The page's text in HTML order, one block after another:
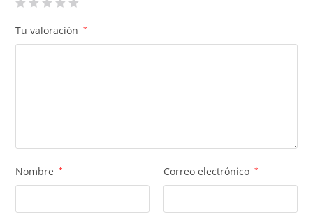
Tu valoración *
Nombre * Correo electrónico *